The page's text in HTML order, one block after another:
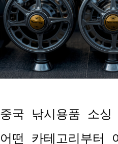
중국 낚시용품 소
어떤 카테고리부터